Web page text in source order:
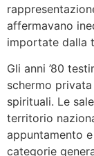
affermavano
importate dalla
Gli anni ’80
schermo
spirituali. Le
territorio
appuntamento
categorie